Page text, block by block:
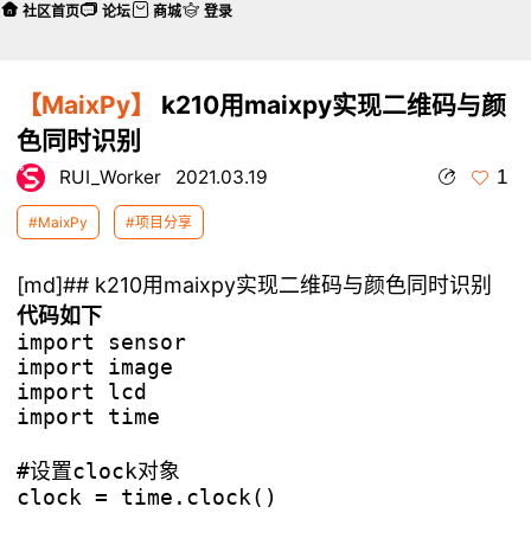
【MaixPy】
k210用maixpy实现二维码与颜
色同时识别
RUI_Worker 2021.03.19 1
#MaixPy #项目分享
[md]## k210用maixpy实现二维码与颜色同时识别
代码如下
import sensor
import image
import lcd
import time
#设置clock对象
clock = time.clock()
社区首页 论坛 商城 登录